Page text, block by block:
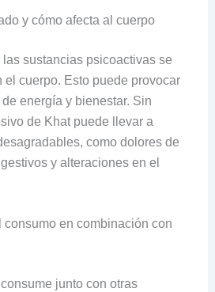
y cómo afecta al cuerpo
sustancias psicoactivas se
el cuerpo. Esto puede provocar
energía y bienestar. Sin
de Khat puede llevar a
como dolores de
y alteraciones en el
consumo en combinación con
junto con otras